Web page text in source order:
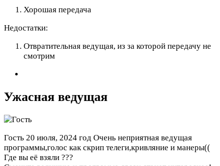
Хорошая передача
Недостатки:
Отвратительная ведущая, из за которой передачу не
смотрим
Ужасная ведущая
Гость 20 июля, 2024 год Очень неприятная ведущая
программы,голос как скрип телеги,кривляние и манеры((
Где вы её взяли ???